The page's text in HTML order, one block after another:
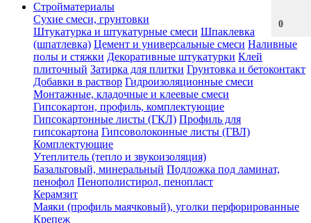
0
Стройматериалы
Сухие смеси, грунтовки
Штукатурка и штукатурные смеси Шпаклевка
(шпатлевка) Цемент и универсальные смеси Наливные
полы и стяжки Декоративные штукатурки Клей
плиточный Затирка для плитки Грунтовка и бетоконтакт
Добавки в раствор Гидроизоляционные смеси
Монтажные, кладочные и клеевые смеси
Гипсокартон, профиль, комплектующие
Гипсокартонные листы (ГКЛ) Профиль для
гипсокартона Гипсоволоконные листы (ГВЛ)
Комплектующие
Утеплитель (тепло и звукоизоляция)
Базальтовый, минеральный Подложка под ламинат,
пенофол Пенополистирол, пенопласт
Керамзит
Маяки (профиль маячковый), уголки перфорированные
Крепеж